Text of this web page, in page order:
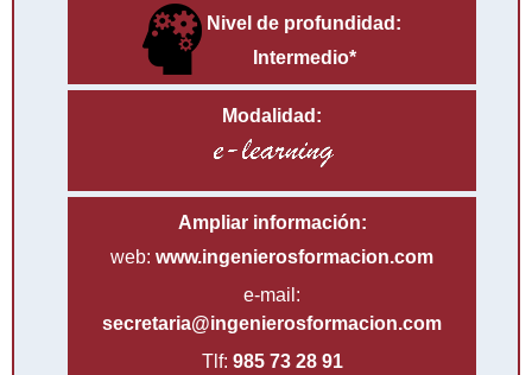
Nivel de profundidad:
Intermedio*
Modalidad:
Ampliar información:
web: www.ingenierosformacion.com
e-mail:
secretaria@ingenierosformacion.com
Tlf: 985 73 28 91